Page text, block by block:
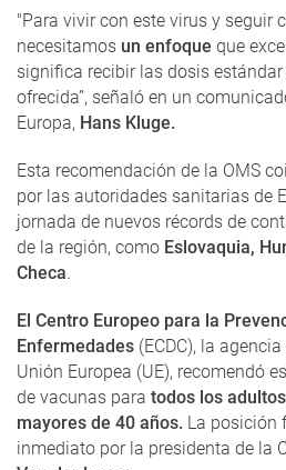
"Para vivir con este virus y seguir
necesitamos un enfoque que
significa recibir las dosis
ofrecida”, señaló en un
Europa, Hans Kluge.
Esta recomendación de la OMS
por las autoridades sanitarias de
jornada de nuevos récords de
de la región, como Eslovaquia,
Checa.
El Centro Europeo para la
Enfermedades (ECDC), la
Unión Europea (UE), recomendó
de vacunas para todos los adultos
mayores de 40 años. La posición
inmediato por la presidenta de la